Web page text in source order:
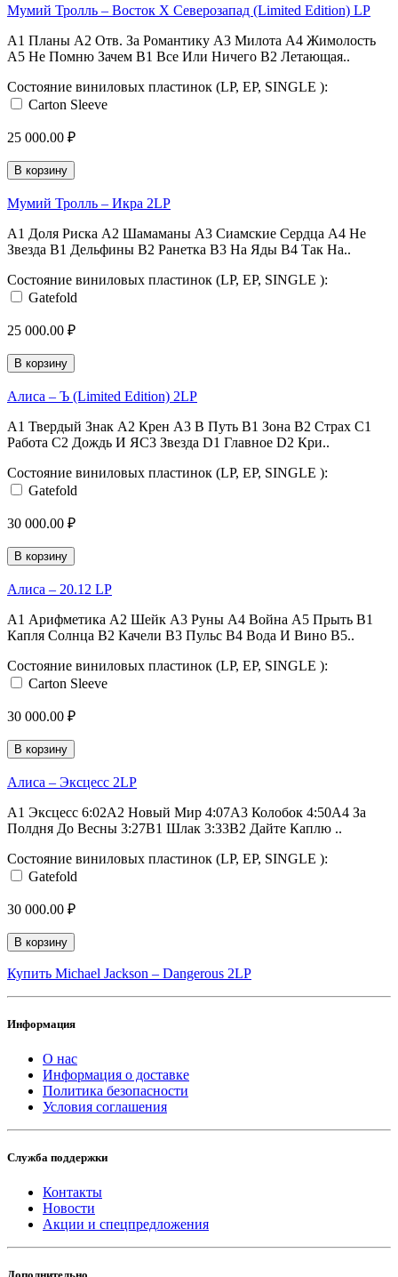
Мумий Тролль ‎– Восток X Северозапад (Limited Edition) LP
A1 Планы A2 Отв. За Романтику A3 Милота A4 Жимолость
A5 Не Помню Зачем B1 Все Или Ничего B2 Летающая..
Состояние виниловых пластинок (LP, EP, SINGLE ):
Carton Sleeve
25 000.00 ₽
В корзину
Мумий Тролль ‎– Икра 2LP
A1 Доля Риска A2 Шамаманы A3 Сиамские Сердца A4 Не
Звезда B1 Дельфины B2 Ранетка B3 На Яды B4 Так На..
Состояние виниловых пластинок (LP, EP, SINGLE ):
Gatefold
25 000.00 ₽
В корзину
Алиса ‎– Ъ (Limited Edition) 2LP
A1 Твердый Знак A2 Крен A3 В Путь B1 Зона B2 Страх C1
Работа C2 Дождь И ЯC3 Звезда D1 Главное D2 Кри..
Состояние виниловых пластинок (LP, EP, SINGLE ):
Gatefold
30 000.00 ₽
В корзину
Алиса ‎– 20.12 LP
A1 Арифметика A2 Шейк A3 Руны A4 Война A5 Прыть B1
Капля Солнца B2 Качели B3 Пульс B4 Вода И Вино B5..
Состояние виниловых пластинок (LP, EP, SINGLE ):
Carton Sleeve
30 000.00 ₽
В корзину
Алиса ‎– Эксцесс 2LP
A1 Эксцесс 6:02A2 Новый Мир 4:07A3 Колобок 4:50A4 За
Полдня До Весны 3:27B1 Шлак 3:33B2 Дайте Каплю ..
Состояние виниловых пластинок (LP, EP, SINGLE ):
Gatefold
30 000.00 ₽
В корзину
Купить Michael Jackson ‎– Dangerous 2LP
Информация
О нас
Информация о доставке
Политика безопасности
Условия соглашения
Служба поддержки
Контакты
Новости
Акции и спецпредложения